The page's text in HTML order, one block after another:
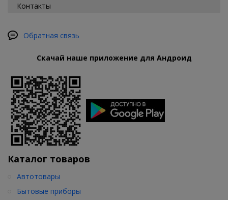
Контакты
Обратная связь
Скачай наше приложение для Андроид
Каталог товаров
Автотовары
Бытовые приборы